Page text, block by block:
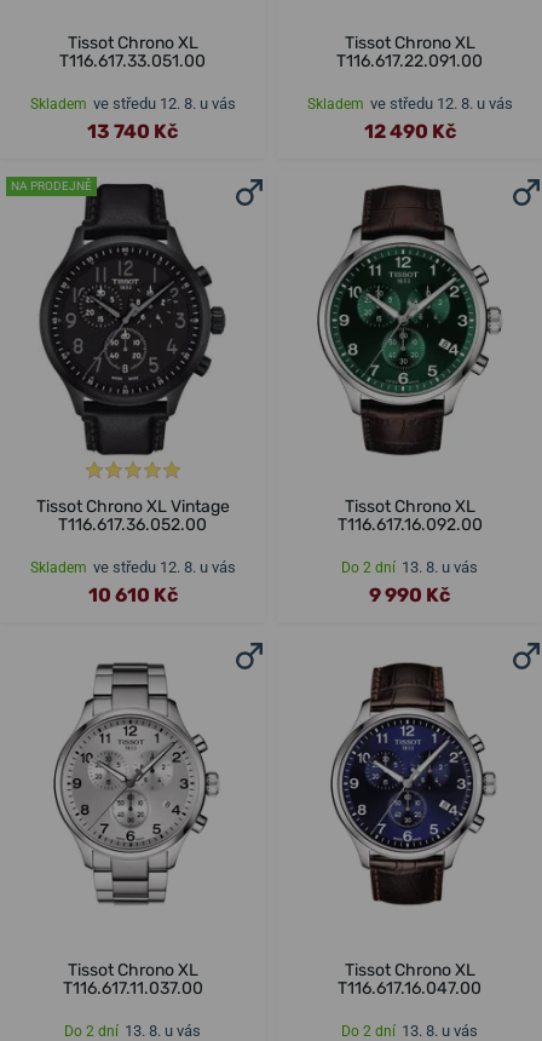
Tissot Chrono XL
T116.617.33.051.00
Skladem ve středu 12. 8. u vás
13 740 Kč
Tissot Chrono XL
T116.617.22.091.00
Skladem ve středu 12. 8. u vás
12 490 Kč
NA PRODEJNĚ
Tissot Chrono XL Vintage
T116.617.36.052.00
Skladem ve středu 12. 8. u vás
10 610 Kč
Tissot Chrono XL
T116.617.16.092.00
Do 2 dní 13. 8. u vás
9 990 Kč
Tissot Chrono XL
T116.617.11.037.00
Do 2 dní 13. 8. u vás
Tissot Chrono XL
T116.617.16.047.00
Do 2 dní 13. 8. u vás